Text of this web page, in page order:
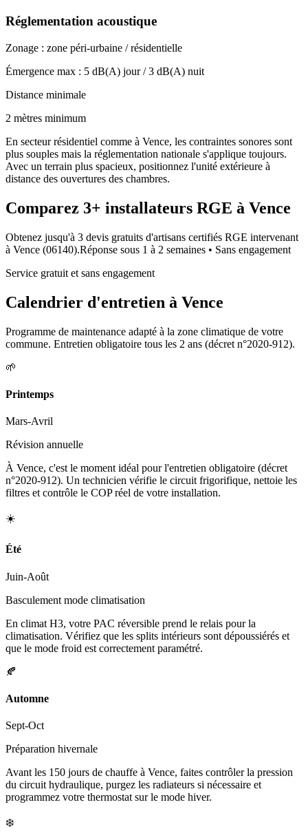
Réglementation acoustique
Zonage : zone péri-urbaine / résidentielle
Émergence max : 5 dB(A) jour /3 dB(A) nuit
Distance minimale
2 mètres minimum
En secteur résidentiel comme à Vence, les contraintes sonores sont
plus souples mais la réglementation nationale s'applique toujours.
Avec un terrain plus spacieux, positionnez l'unité extérieure à
distance des ouvertures des chambres.
Comparez 3+ installateurs RGE à Vence
Obtenez jusqu'à 3 devis gratuits d'artisans certifiés RGE intervenant
à Vence (06140).Réponse sous 1 à 2 semaines • Sans engagement
Service gratuit et sans engagement
Calendrier d'entretien à Vence
Programme de maintenance adapté à la zone climatique de votre
commune. Entretien obligatoire tous les 2 ans (décret n°2020-912).
🌱
Printemps
Mars-Avril
Révision annuelle
À Vence, c'est le moment idéal pour l'entretien obligatoire (décret
n°2020-912). Un technicien vérifie le circuit frigorifique, nettoie les
filtres et contrôle le COP réel de votre installation.
☀️
Été
Juin-Août
Basculement mode climatisation
En climat H3, votre PAC réversible prend le relais pour la
climatisation. Vérifiez que les splits intérieurs sont dépoussiérés et
que le mode froid est correctement paramétré.
🍂
Automne
Sept-Oct
Préparation hivernale
Avant les 150 jours de chauffe à Vence, faites contrôler la pression
du circuit hydraulique, purgez les radiateurs si nécessaire et
programmez votre thermostat sur le mode hiver.
❄️